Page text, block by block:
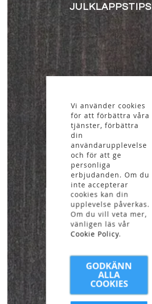
Vi använder cookies
för att förbättra våra
tjänster, förbättra
din
användarupplevelse
och för att ge
personliga
erbjudanden. Om du
inte accepterar
cookies kan din
upplevelse påverkas.
Om du vill veta mer,
vänligen läs vår
Cookie Policy.
GODKÄNN
ALLA
COOKIES
JULKLAPPSTIPS